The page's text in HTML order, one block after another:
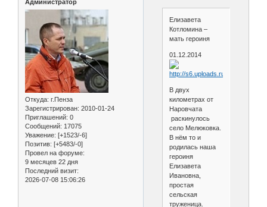
Администратор
Откуда: г.Пенза
Зарегистрирован: 2010-01-24
Приглашений: 0
Сообщений: 17075
Уважение: [+1523/-6]
Позитив: [+5483/-0]
Провел на форуме:
9 месяцев 22 дня
Последний визит:
2026-07-08 15:06:26
Елизавета
Котломина –
мать героиня
01.12.2014
В двух
километрах от
Наровчата
раскинулось
село Мелюковка.
В нём то и
родилась наша
героиня
Елизавета
Ивановна,
простая
сельская
труженица.